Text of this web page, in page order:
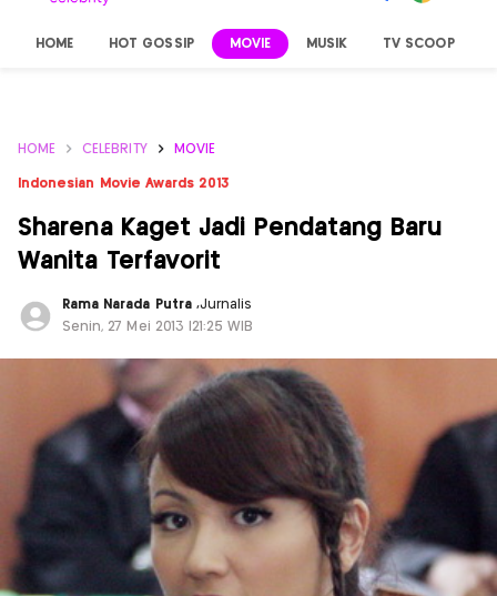
HOME HOT GOSSIP MOVIE MUSIK TV SCOOP
HOME CELEBRITY MOVIE
Indonesian Movie Awards 2013
Sharena Kaget Jadi Pendatang Baru
Wanita Terfavorit
Rama Narada Putra ,Jurnalis
Senin, 27 Mei 2013 |21:25 WIB